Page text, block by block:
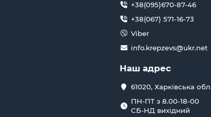
+38(095)670-87-46
+38(067) 571-16-73
Viber
info.krepzevs@ukr.net
Наш адрес
61020, Харківська
ПН-ПТ з 8.00-18-00
СБ-НД вихідний